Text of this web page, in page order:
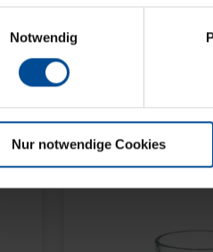
Notwendig
Nur notwendige Cookies
19,95 €